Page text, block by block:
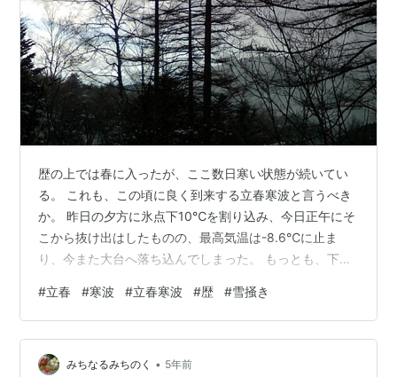
歴の上では春に入ったが、ここ数日寒い状態が続いてい
る。 これも、この頃に良く到来する立春寒波と言うべき
か。 昨日の夕方に氷点下10℃を割り込み、今日正午にそ
こから抜け出はしたものの、最高気温は-8.6℃に止ま
り、今また大台へ落ち込んでしまった。 もっとも、下の
感じないでもない。 未明から今朝にかけて新たに積もっ
た雪は、20㎝ほど。 しかし極々軽いので、息を吹き掛け
るだけで雲散してしまうし、シャベルで抑えればほとん
ど厚みも消えてしまう。 しばらく降雪がなく、道路上の
#立春 #寒波 #立春寒波 #歴 #雪掻き
みちなるみちのく • 5年前